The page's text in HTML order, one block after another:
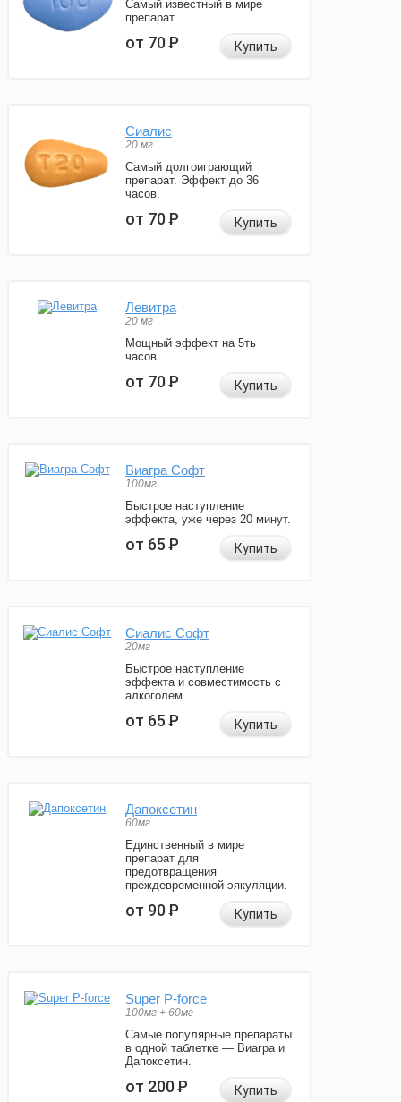
Самый известный в мире
препарат
от 70Р Купить
Сиалис
20 мг
Самый долгоиграющий
препарат. Эффект до 36
часов.
от 70Р Купить
Левитра
20 мг
Мощный эффект на 5ть
часов.
от 70Р Купить
Виагра Софт
100мг
Быстрое наступление
эффекта, уже через 20 минут.
от 65Р Купить
Сиалис Софт
20мг
Быстрое наступление
эффекта и совместимость с
алкоголем.
от 65Р Купить
Дапоксетин
60мг
Единственный в мире
препарат для
предотвращения
преждевременной эякуляции.
от 90Р Купить
Super P-force
100мг + 60мг
Самые популярные препараты
в одной таблетке — Виагра и
Дапоксетин.
от 200Р Купить